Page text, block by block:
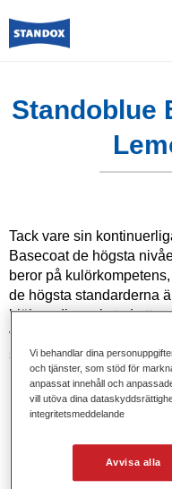
Standoblue
Tack vare sin
Basecoat de högsta
beror på
de högsta standarderna
hjälper din verkstad att
vardagsreparationer eller
specialreparationer.
Produktfunktioner
Solida och
Utmärkt
Enastående
Vi behandlar dina
och tjänster, som stöd för
anpassat innehåll och
vill utöva dina
integritetsmeddelande
Avvisa alla